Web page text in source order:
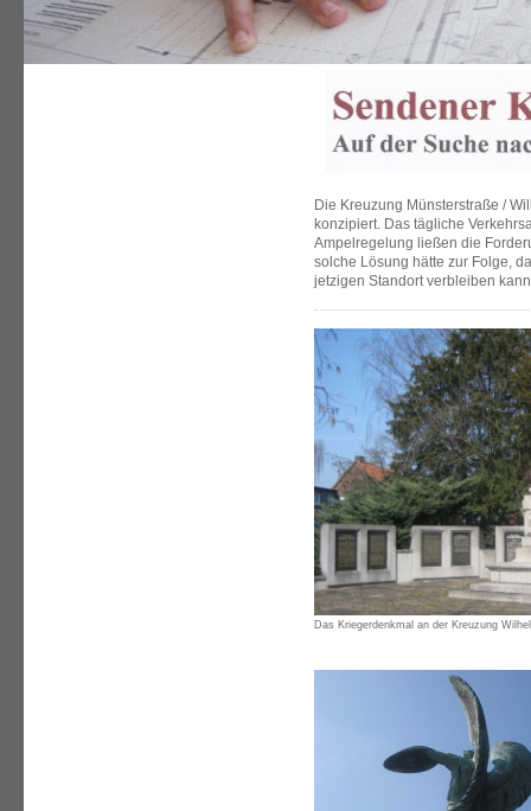
Die Kreuzung Münsterstraße /
konzipiert. Das tägliche
Ampelregelung ließen die
solche Lösung hätte zur Folge,
jetzigen Standort verbleiben
Das Kriegerdenkmal an der Kreuzung